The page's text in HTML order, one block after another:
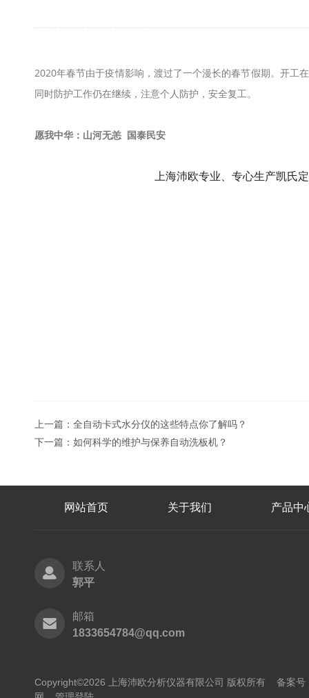
2020年春节由于疫情影响，渡过了一个漫长的春节假期。 开工
同时防护工作仍在继续，注意个人防护，安全复工。
愿我中华：山河无恙 国泰民安
上海沛欧专业、专心生产凯
上一篇： 全自动卡式水分仪的这些特点你了解吗？
下一篇： 如何科学的维护与保养自动洗板机？
网站首页 关于我们 产品中
联系人
郭平
邮箱
1833654784@qq.com
Copyright©2026 上海沛欧分析仪器有限公司 版权所有 备案号